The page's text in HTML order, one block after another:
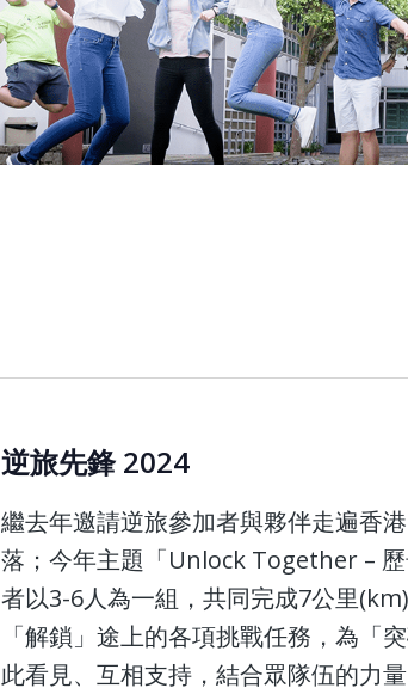
逆旅先鋒 2024
繼去年邀請逆旅參加者與夥伴走遍香
落；今年主題「Unlock Together –
者以3-6人為一組，共同完成7公里
「解鎖」途上的各項挑戰任務，為「
此看見、互相支持，結合眾隊伍的力